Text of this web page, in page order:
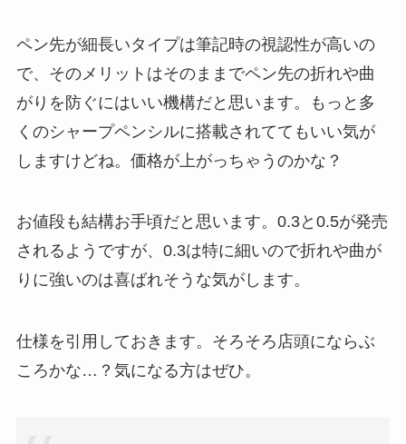
ペン先が細長いタイプは筆記時の視認性が高いの
で、そのメリットはそのままでペン先の折れや曲
がりを防ぐにはいい機構だと思います。もっと多
くのシャープペンシルに搭載されててもいい気が
しますけどね。価格が上がっちゃうのかな？
お値段も結構お手頃だと思います。0.3と0.5が発売
されるようですが、0.3は特に細いので折れや曲が
りに強いのは喜ばれそうな気がします。
仕様を引用しておきます。そろそろ店頭にならぶ
ころかな…？気になる方はぜひ。